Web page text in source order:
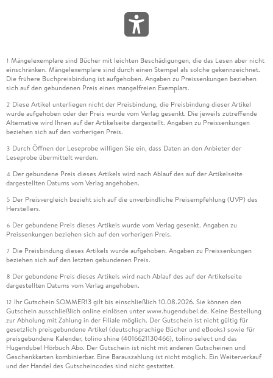
1 Mängelexemplare sind Bücher mit leichten Beschädigungen, die das Lesen aber nicht
einschränken. Mängelexemplare sind durch einen Stempel als solche gekennzeichnet.
Die frühere Buchpreisbindung ist aufgehoben. Angaben zu Preissenkungen beziehen
sich auf den gebundenen Preis eines mangelfreien Exemplars.
2 Diese Artikel unterliegen nicht der Preisbindung, die Preisbindung dieser Artikel
wurde aufgehoben oder der Preis wurde vom Verlag gesenkt. Die jeweils zutreffende
Alternative wird Ihnen auf der Artikelseite dargestellt. Angaben zu Preissenkungen
beziehen sich auf den vorherigen Preis.
3 Durch Öffnen der Leseprobe willigen Sie ein, dass Daten an den Anbieter der
Leseprobe übermittelt werden.
4 Der gebundene Preis dieses Artikels wird nach Ablauf des auf der Artikelseite
dargestellten Datums vom Verlag angehoben.
5 Der Preisvergleich bezieht sich auf die unverbindliche Preisempfehlung (UVP) des
Herstellers.
6 Der gebundene Preis dieses Artikels wurde vom Verlag gesenkt. Angaben zu
Preissenkungen beziehen sich auf den vorherigen Preis.
7 Die Preisbindung dieses Artikels wurde aufgehoben. Angaben zu Preissenkungen
beziehen sich auf den letzten gebundenen Preis.
8 Der gebundene Preis dieses Artikels wird nach Ablauf des auf der Artikelseite
dargestellten Datums vom Verlag angehoben.
12 Ihr Gutschein SOMMER13 gilt bis einschließlich 10.08.2026. Sie können den
Gutschein ausschließlich online einlösen unter www.hugendubel.de. Keine Bestellung
zur Abholung mit Zahlung in der Filiale möglich. Der Gutschein ist nicht gültig für
gesetzlich preisgebundene Artikel (deutschsprachige Bücher und eBooks) sowie für
preisgebundene Kalender, tolino shine (4016621130466), tolino select und das
Hugendubel Hörbuch Abo. Der Gutschein ist nicht mit anderen Gutscheinen und
Geschenkkarten kombinierbar. Eine Barauszahlung ist nicht möglich. Ein Weiterverkauf
und der Handel des Gutscheincodes sind nicht gestattet.